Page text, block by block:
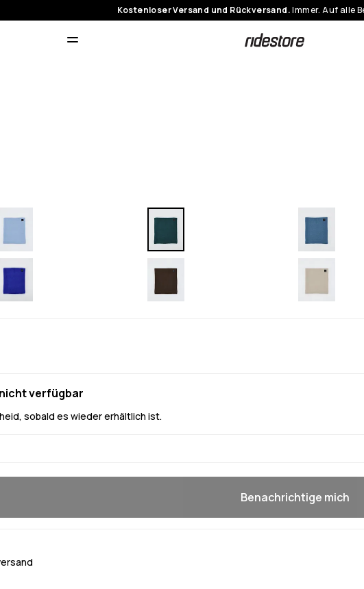
Kostenloser Versand und Rückversand.Immer. Auf alle
verfügbar
sobald es wieder erhältlich ist.
Benachrichtige mich